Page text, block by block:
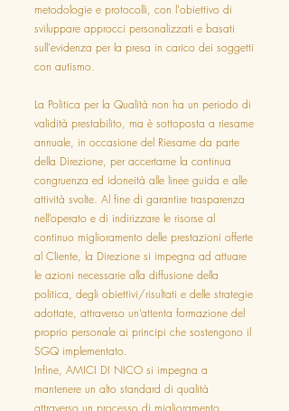
metodologie e protocolli, con l'obiettivo di
sviluppare approcci personalizzati e basati
sull'evidenza per la presa in carico dei soggetti
con autismo.
La Politica per la Qualità non ha un periodo di
validità prestabilito, ma è sottoposta a riesame
annuale, in occasione del Riesame da parte
della Direzione, per accertarne la continua
congruenza ed idoneità alle linee guida e alle
attività svolte. Al fine di garantire trasparenza
nell’operato e di indirizzare le risorse al
continuo miglioramento delle prestazioni offerte
al Cliente, la Direzione si impegna ad attuare
le azioni necessarie alla diffusione della
politica, degli obiettivi/risultati e delle strategie
adottate, attraverso un’attenta formazione del
proprio personale ai principi che sostengono il
SGQ implementato.
Infine, AMICI DI NICO si impegna a
mantenere un alto standard di qualità
attraverso un processo di miglioramento